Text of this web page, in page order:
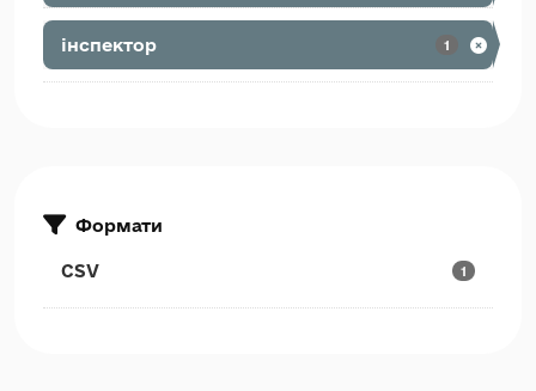
інспектор 1
Формати
CSV 1